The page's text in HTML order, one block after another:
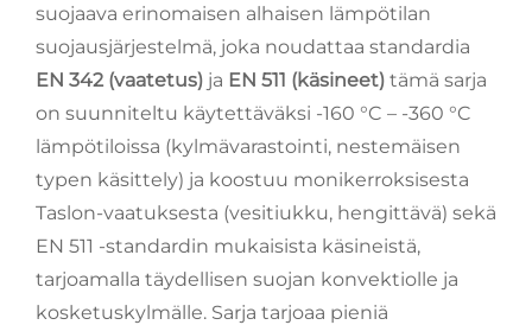
suojaava erinomaisen alhaisen lämpötilan
suojausjärjestelmä, joka noudattaa standardia
EN 342 (vaatetus) ja EN 511 (käsineet) tämä sarja
on suunniteltu käytettäväksi -160 °C – -360 °C
lämpötiloissa (kylmävarastointi, nestemäisen
typen käsittely) ja koostuu monikerroksisesta
Taslon-vaatuksesta (vesitiukku, hengittävä) sekä
EN 511 -standardin mukaisista käsineistä,
tarjoamalla täydellisen suojan konvektiolle ja
kosketuskylmälle. Sarja tarjoaa pieniä